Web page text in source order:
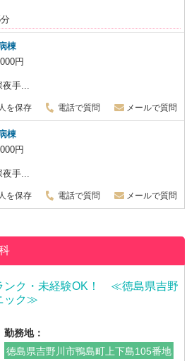
棟
円
手...
を保存 電話で質問 メールで質問
棟
円
手...
を保存 電話で質問 メールで質問
ク・未経験OK！ ≪徳島県吉野
ック≫
勤務地：
徳島県吉野川市鴨島町上下島105番地